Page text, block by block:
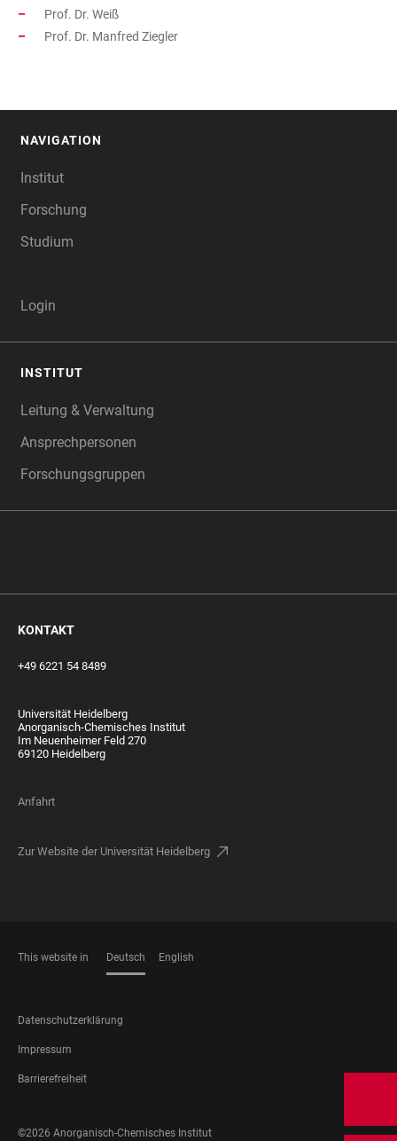
Prof. Dr. Weiß
Prof. Dr. Manfred Ziegler
NAVIGATION
Institut
Forschung
Studium
Login
INSTITUT
Leitung & Verwaltung
Ansprechpersonen
Forschungsgruppen
KONTAKT
+49 6221 54 8489
Universität Heidelberg
Anorganisch-Chemisches Institut
Im Neuenheimer Feld 270
69120 Heidelberg
Anfahrt
Zur Website der Universität Heidelberg
This website in Deutsch English
FOOTER
LEGAL
Datenschutzerklärung
Impressum
Barrierefreiheit
©2026 Anorganisch-Chemisches Institut